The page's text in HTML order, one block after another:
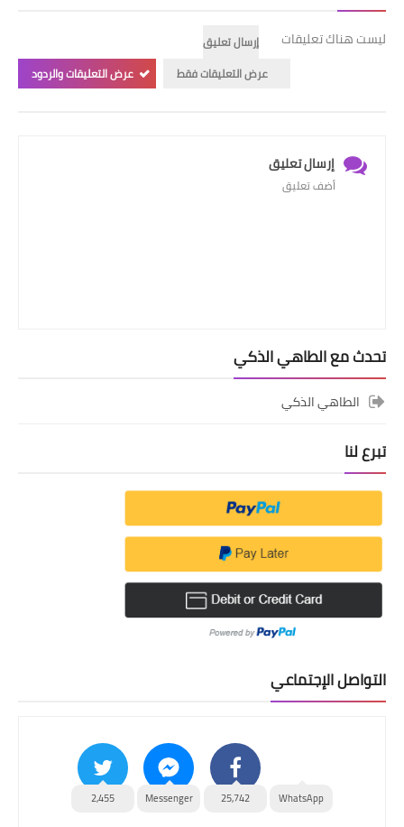
ليست هناك تعليقات
إرسال تعليق
عرض التعليقات فقط
عرض التعليقات والردود
إرسال تعليق
أضف تعليق
تحدث مع الطاهي الذكي
الطاهي الذكي
تبرع لنا
التواصل الإجتماعي
WhatsApp
25,742
Messenger
2,455